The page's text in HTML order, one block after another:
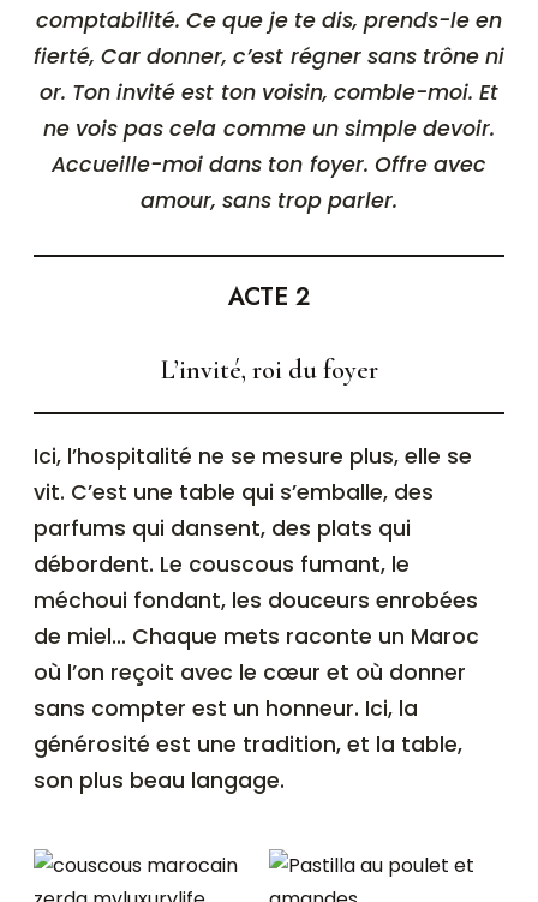
comptabilité. Ce que je te dis, prends-le en
fierté, Car donner, c’est régner sans trône ni
or. Ton invité est ton voisin, comble-moi. Et
ne vois pas cela comme un simple devoir.
Accueille-moi dans ton foyer. Offre avec
amour, sans trop parler.
ACTE 2
L’invité, roi du foyer
Ici, l’hospitalité ne se mesure plus, elle se
vit. C’est une table qui s’emballe, des
parfums qui dansent, des plats qui
débordent. Le couscous fumant, le
méchoui fondant, les douceurs enrobées
de miel… Chaque mets raconte un Maroc
où l’on reçoit avec le cœur et où donner
sans compter est un honneur. Ici, la
générosité est une tradition, et la table,
son plus beau langage.